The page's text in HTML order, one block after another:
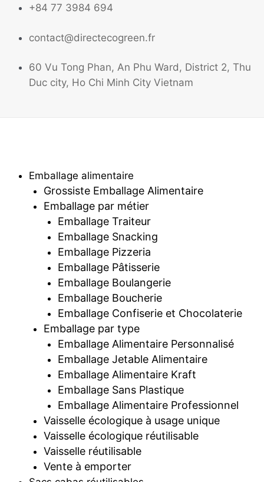
Aller
contenu
+84 77 3984 694
contact@directecogreen.fr
60 Vu Tong Phan, An Phu Ward, District 2, Thu
Duc city, Ho Chi Minh City Vietnam
Emballage alimentaire
Grossiste Emballage Alimentaire
Emballage par métier
Emballage Traiteur
Emballage Snacking
Emballage Pizzeria
Emballage Pâtisserie
Emballage Boulangerie
Emballage Boucherie
Emballage Confiserie et Chocolaterie
Emballage par type
Emballage Alimentaire Personnalisé
Emballage Jetable Alimentaire
Emballage Alimentaire Kraft
Emballage Sans Plastique
Emballage Alimentaire Professionnel
Vaisselle écologique à usage unique
Vaisselle écologique réutilisable
Vaisselle réutilisable
Vente à emporter